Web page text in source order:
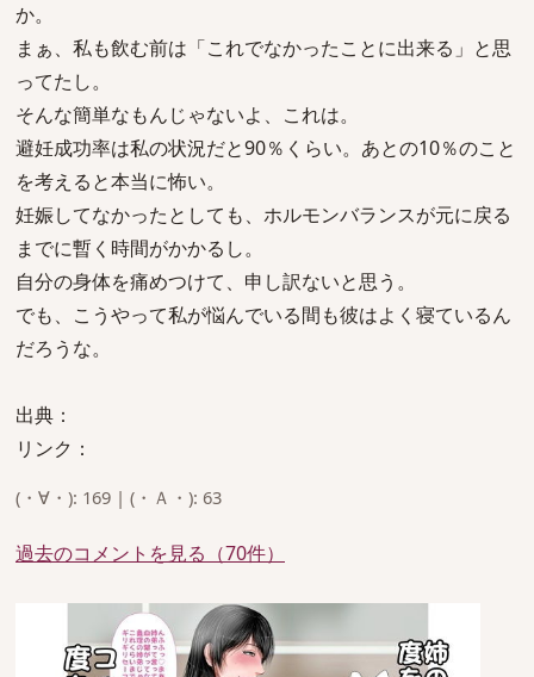
か。
まぁ、私も飲む前は「これでなかったことに出来る」と思
ってたし。
そんな簡単なもんじゃないよ、これは。
避妊成功率は私の状況だと90％くらい。あとの10％のこと
を考えると本当に怖い。
妊娠してなかったとしても、ホルモンバランスが元に戻る
までに暫く時間がかかるし。
自分の身体を痛めつけて、申し訳ないと思う。
でも、こうやって私が悩んでいる間も彼はよく寝ているん
だろうな。
出典：
リンク：
(・∀・): 169 | (・Ａ・): 63
過去のコメントを見る（70件）